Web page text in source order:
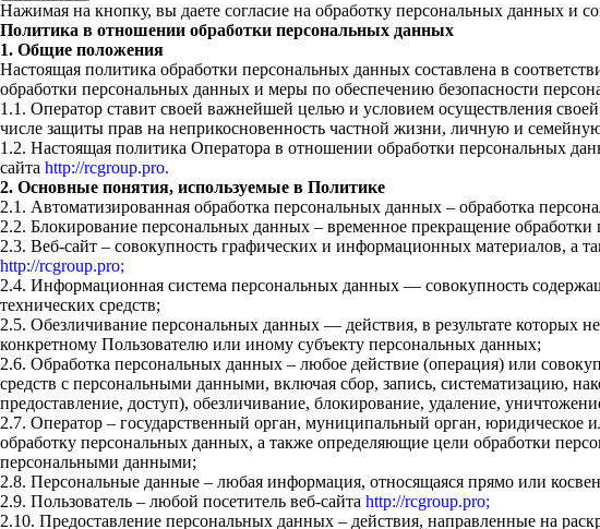
Нажимая на кнопку, вы даете согласие на обработку персональных данных и
Политика в отношении обработки персональных данных
1. Общие положения
Настоящая политика обработки персональных данных составлена в
обработки персональных данных и меры по обеспечению безопасности
1.1. Оператор ставит своей важнейшей целью и условием осуществления
числе защиты прав на неприкосновенность частной жизни, личную и
1.2. Настоящая политика Оператора в отношении обработки персональных
сайта http://rcgroup.pro.
2. Основные понятия, используемые в Политике
2.1. Автоматизированная обработка персональных данных – обработка
2.2. Блокирование персональных данных – временное прекращение
2.3. Веб-сайт – совокупность графических и информационных материалов, а
http://rcgroup.pro;
2.4. Информационная система персональных данных — совокупность
технических средств;
2.5. Обезличивание персональных данных — действия, в результате которых
конкретному Пользователю или иному субъекту персональных данных;
2.6. Обработка персональных данных – любое действие (операция) или
средств с персональными данными, включая сбор, запись, систематизацию,
предоставление, доступ), обезличивание, блокирование, удаление,
2.7. Оператор – государственный орган, муниципальный орган,
обработку персональных данных, а также определяющие цели обработки
персональными данными;
2.8. Персональные данные – любая информация, относящаяся прямо или
2.9. Пользователь – любой посетитель веб-сайта http://rcgroup.pro;
2.10. Предоставление персональных данных – действия, направленные на